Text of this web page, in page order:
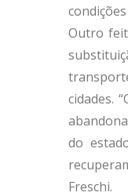
Outro
cidades.
do
Freschi.